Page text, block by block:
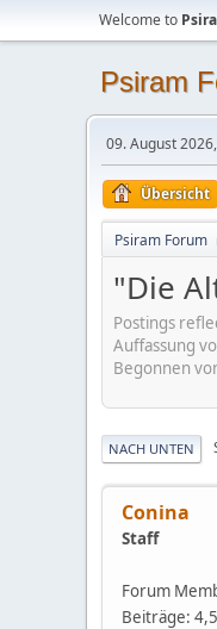
Welcome to
Psiram
09. August
Übersicht
Psiram Forum
"Die
Postings
Auffassung
Begonnen
NACH UNTEN
Conina
Staff
Forum
Beiträge: